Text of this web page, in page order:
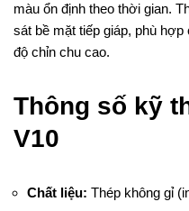
màu ổn định theo thời gian.
sát bề mặt tiếp giáp, phù
độ chỉn chu cao.
Thông số kỹ
V10
Chất liệu: Thép không gỉ